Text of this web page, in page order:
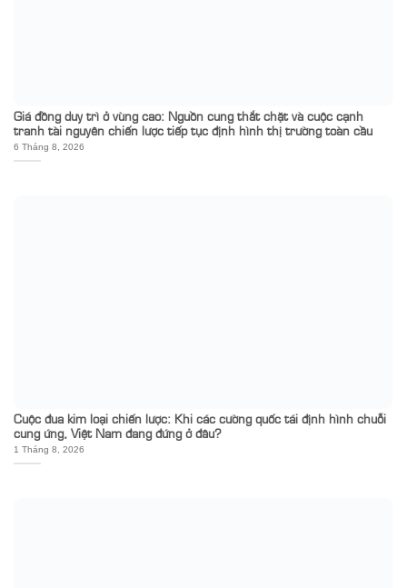
Giá đồng duy trì ở vùng cao: Nguồn cung thắt chặt và cuộc cạnh
tranh tài nguyên chiến lược tiếp tục định hình thị trường toàn cầu
6 Tháng 8, 2026
Cuộc đua kim loại chiến lược: Khi các cường quốc tái định hình chuỗi
cung ứng, Việt Nam đang đứng ở đâu?
1 Tháng 8, 2026